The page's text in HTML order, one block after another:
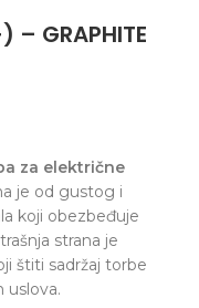
GRAPHITE
za električne
je od gustog i
koji obezbeđuje
strana je
štiti sadržaj torbe
uslova.